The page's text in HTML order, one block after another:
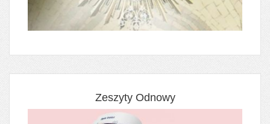
Zeszyty Odnowy